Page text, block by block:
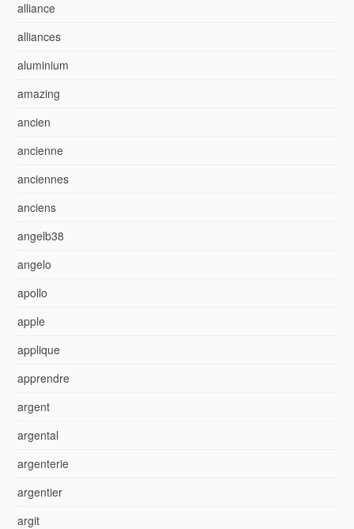
alliance
alliances
aluminium
amazing
ancien
ancienne
anciennes
anciens
angelb38
angelo
apollo
apple
applique
apprendre
argent
argental
argenterie
argentier
argit